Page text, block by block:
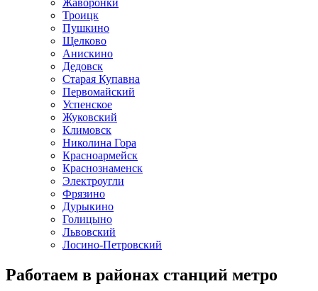
Жаворонки
Троицк
Пушкино
Щелково
Анискино
Дедовск
Старая Купавна
Первомайский
Успенское
Жуковский
Климовск
Николина Гора
Красноармейск
Краснознаменск
Электроугли
Фрязино
Дурыкино
Голицыно
Львовский
Лосино-Петровский
Работаем в районах станций метро